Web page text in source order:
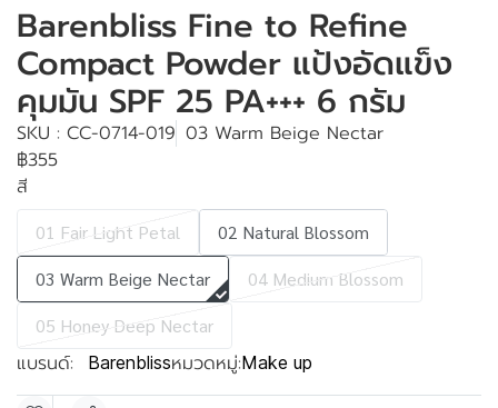
Barenbliss Fine to Refine
Compact Powder แป้งอัดแข็ง
คุมมัน SPF 25 PA+++ 6 กรัม
SKU : CC-0714-019 03 Warm Beige Nectar
฿355
สี
01 Fair Light Petal
02 Natural Blossom
03 Warm Beige Nectar
04 Medium Blossom
05 Honey Deep Nectar
แบรนด์: Barenblissหมวดหมู่:Make up